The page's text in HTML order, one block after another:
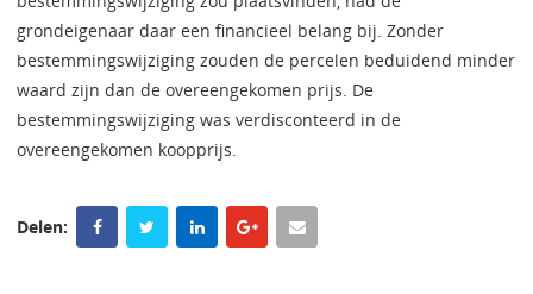
grondeigenaar daar een financieel belang bij. Zonder
bestemmingswijziging zouden de percelen beduidend minder
waard zijn dan de overeengekomen prijs. De
bestemmingswijziging was verdisconteerd in de
overeengekomen koopprijs.
Delen: